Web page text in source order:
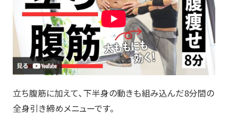
立ち腹筋に加えて、下半身の動きも組み込んだ8分間の
全身引き締めメニューです。